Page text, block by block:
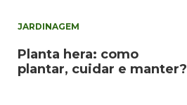
JARDINAGEM
Planta hera: como
plantar, cuidar e manter?